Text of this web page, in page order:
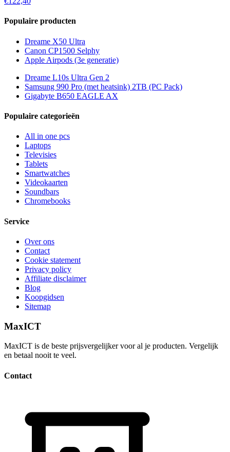
Populaire producten
Dreame X50 Ultra
Canon CP1500 Selphy
Apple Airpods (3e generatie)
Dreame L10s Ultra Gen 2
Samsung 990 Pro (met heatsink) 2TB (PC Pack)
Gigabyte B650 EAGLE AX
Populaire categorieën
All in one pcs
Laptops
Televisies
Tablets
Smartwatches
Videokaarten
Soundbars
Chromebooks
Service
Over ons
Contact
Cookie statement
Privacy policy
Affiliate disclaimer
Blog
Koopgidsen
Sitemap
MaxICT
MaxICT is de beste prijsvergelijker voor al je producten. Vergelijk
en betaal nooit te veel.
Contact